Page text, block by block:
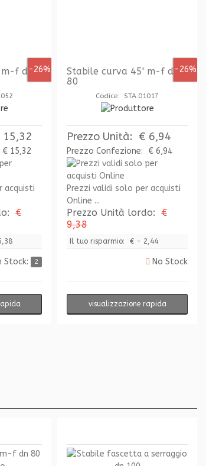
-26%
f dn
15,32
€ 15,32
acquisti
€
Stock: 2
-26%
Stabile curva 45' m-f dn
80
Codice: STA.01017
Prezzo Unità: € 6,94
Prezzo Confezione: € 6,94
Prezzi validi solo per acquisti
Online ...
Prezzo Unità lordo: €
9,38
Il tuo risparmio: € - 2,44
No Stock
visualizzazione rapida